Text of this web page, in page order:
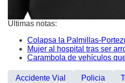
Últimas notas:
Colapsa la Palmillas-
Mujer al hospital tras ser
Carambola de vehículos
Accidente Vial Policia